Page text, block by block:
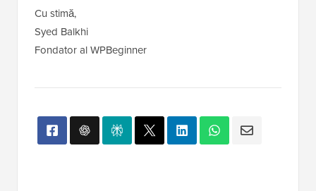
Cu stimă,
Syed Balkhi
Fondator al WPBeginner